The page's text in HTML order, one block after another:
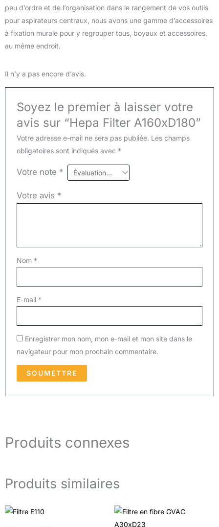
peu d’ordre et de l’organisation dans le rangement de vos outils
pour aspirateurs centraux, nous avons une gamme d’accessoires
à fixation murale pour y regrouper tous, boyaux et accessoires,
au même endroit.
Il n’y a pas encore d’avis.
Soyez le premier à laisser votre
avis sur “Hepa Filter A160xD180”
Votre adresse e-mail ne sera pas publiée. Les champs
obligatoires sont indiqués avec *
Votre note *
Votre avis *
Nom *
E-mail *
Enregistrer mon nom, mon e-mail et mon site dans le
navigateur pour mon prochain commentaire.
Produits connexes
Produits similaires